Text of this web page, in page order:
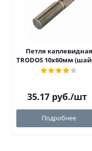
Петля каплевидная
TRODOS 10х60мм
35.17 руб./шт
Подробнее